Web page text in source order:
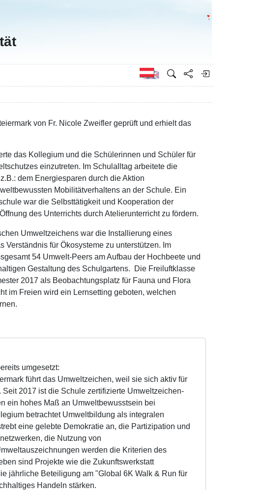
Englisch
von Fr. Nicole Zweifler geprüft und erhielt das
das Kollegium und die Schülerinnen und Schüler für
einzutreten. Im Schulalltag arbeitete die
dem Energiesparen durch die Aktion
Mobilitätverhaltens an der Schule. Ein
war die Selbsttätigkeit und Kooperation der
des Unterrichts durch Atelierunterricht zu fördern.
Umweltzeichens war die Installierung eines
für Ökosysteme zu unterstützen. Im
54 Umwelt-Peers am Aufbau der Hochbeete und
Gestaltung des Schulgartens. Die Freiluftklasse
2017 als Beobachtungsplatz für Fauna und Flora
im Freien wird ein Lernsetting geboten, welchen
umgesetzt:
führt das Umweltzeichen, weil sie sich aktiv für
2017 ist die Schule zertifizierte Umweltzeichen-
ein hohes Maß an Umweltbewusstsein bei
betrachtet Umweltbildung als integralen
eine gelebte Demokratie an, die Partizipation und
die Nutzung von
werden die Kriterien des
sind Projekte wie die Zukunftswerkstatt
jährliche Beteiligung am "Global 6K Walk & Run für
Handeln stärken.